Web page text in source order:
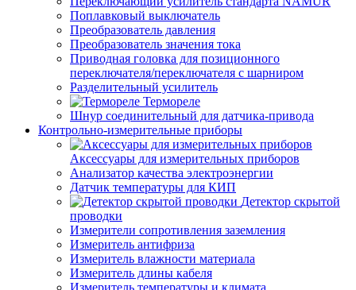
Поплавковый выключатель
Преобразователь давления
Преобразователь значения тока
Приводная головка для позиционного
переключателя/переключателя с шарниром
Разделительный усилитель
Термореле
Шнур соединительный для датчика-привода
Контрольно-измерительные приборы
Аксессуары для измерительных приборов
Анализатор качества электроэнергии
Датчик температуры для КИП
Детектор скрытой
проводки
Измерители сопротивления заземления
Измеритель антифриза
Измеритель влажности материала
Измеритель длины кабеля
Измеритель температуры и климата